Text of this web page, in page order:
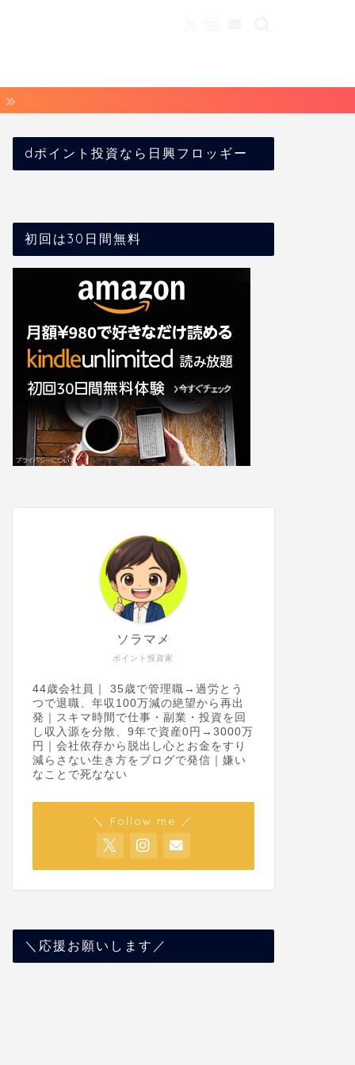
dポイント投資なら日興フロッギー
初回は30日間無料
ポイント投資家
ソラマメ
44歳会社員｜ 35歳で管理職→過労とう
つで退職、年収100万減の絶望から再出
発｜スキマ時間で仕事・副業・投資を回
し収入源を分散、9年で資産0円→3000万
円｜会社依存から脱出し心とお金をすり
減らさない生き方をブログで発信｜嫌い
なことで死なない
＼ Follow me ／
＼応援お願いします／